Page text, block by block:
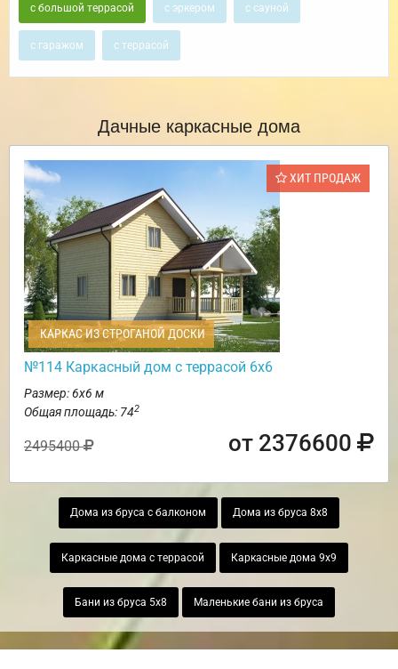
с большой террасой с эркером с сауной
с гаражом с террасой
Дачные каркасные дома
ХИТ ПРОДАЖ
КАРКАС ИЗ СТРОГАНОЙ ДОСКИ
№114 Каркасный дом с террасой 6х6
Размер: 6х6 м
Общая площадь: 742
2495400 от 2376600
Дома из бруса с балконом Дома из бруса 8х8
Каркасные дома с террасой Каркасные дома 9х9
Бани из бруса 5х8 Маленькие бани из бруса